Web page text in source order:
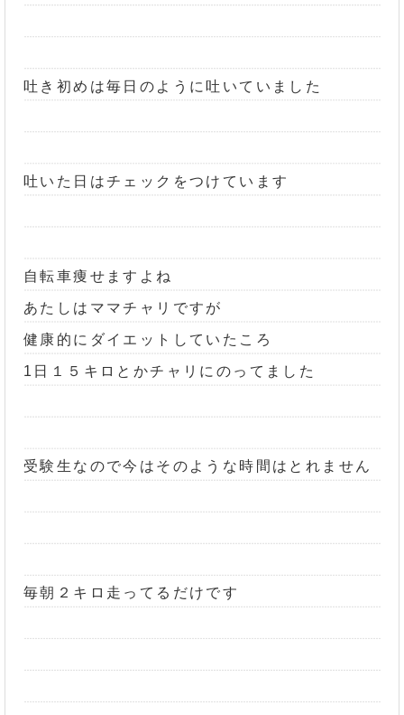
吐き初めは毎日のように吐いていました
吐いた日はチェックをつけています
自転車痩せますよね
あたしはママチャリですが
健康的にダイエットしていたころ
1日１５キロとかチャリにのってました
受験生なので今はそのような時間はとれません
毎朝２キロ走ってるだけです